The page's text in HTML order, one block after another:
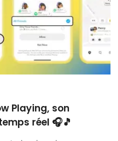
Playing, son
réel 🎧🎵